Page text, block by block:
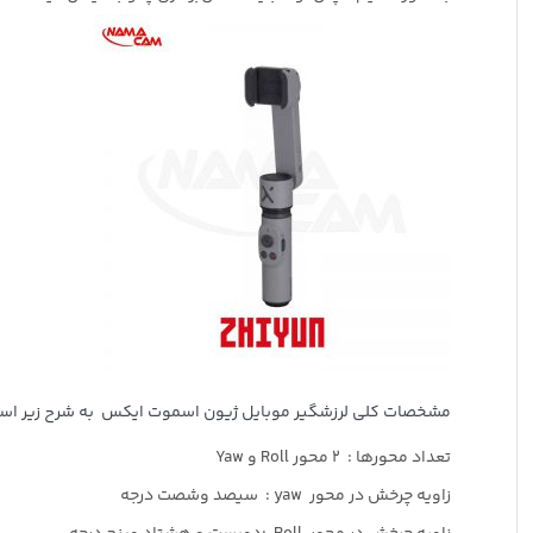
مشخصات کلی لرزشگیر موبایل ژیون اسموت ایکس به شرح زیر
تعداد محورها : ۲ محور Roll و Yaw
زاویه چرخش در محور yaw : سیصد وشصت درجه